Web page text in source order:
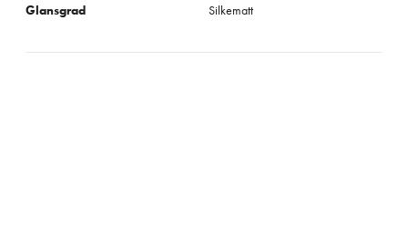
Glansgrad Silkematt